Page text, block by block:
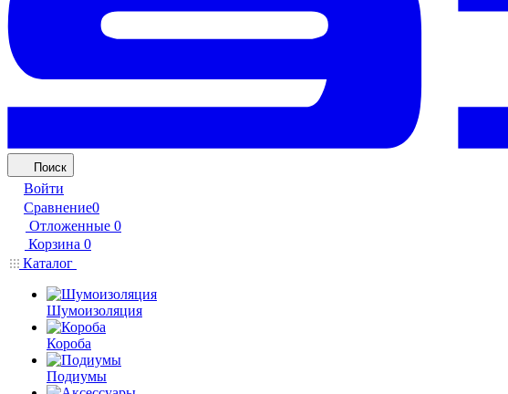
Поиск
Войти
Сравнение0
Отложенные 0
Корзина 0
Каталог
Шумоизоляция
Короба
Подиумы